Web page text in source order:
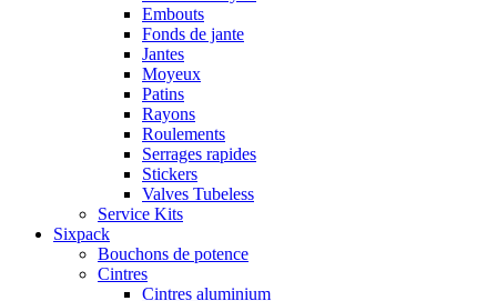
Embouts
Fonds de jante
Jantes
Moyeux
Patins
Rayons
Roulements
Serrages rapides
Stickers
Valves Tubeless
Service Kits
Sixpack
Bouchons de potence
Cintres
Cintres aluminium